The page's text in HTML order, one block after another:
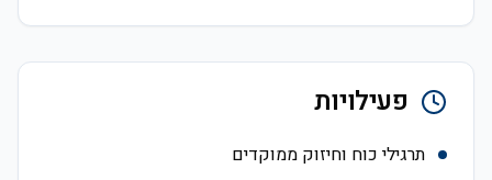
פעילויות
תרגילי כוח וחיזוק ממוקדים